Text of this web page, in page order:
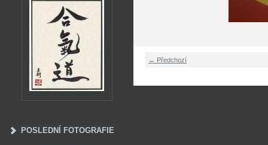
← Předchozí
POSLEDNÍ FOTOGRAFIE